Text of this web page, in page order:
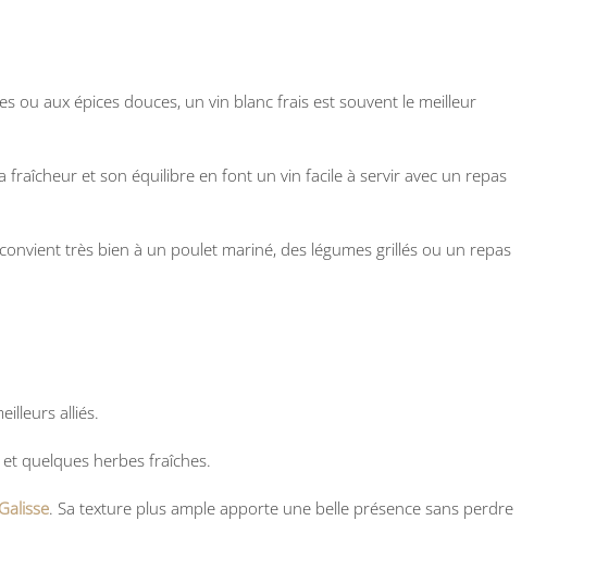
ou aux épices douces, un vin blanc frais est souvent le meilleur
fraîcheur et son équilibre en font un vin facile à servir avec un repas
très bien à un poulet mariné, des légumes grillés ou un repas
alliés.
quelques herbes fraîches.
. Sa texture plus ample apporte une belle présence sans perdre